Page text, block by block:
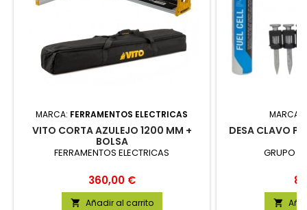
MARCA: FERRAMENTOS ELECTRICAS
VITO CORTA AZULEJO 1200 MM +
BOLSA
FERRAMENTOS ELECTRICAS
Precio
360,00 €
 Añadir al carrito
MARCA:
DESA CLAVO
GRUPO
